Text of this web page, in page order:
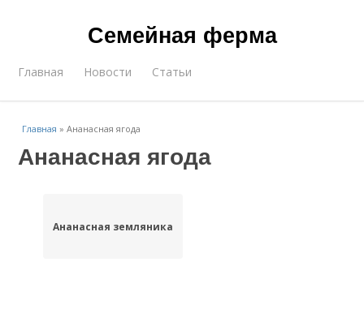
Семейная ферма
Главная Новости Статьи
Главная »Ананасная ягода
Ананасная ягода
Ананасная земляника